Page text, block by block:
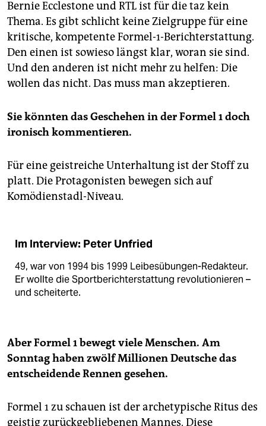
Bernie Ecclestone und RTL ist für die taz kein
Thema. Es gibt schlicht keine Zielgruppe für eine
kritische, kompetente Formel-1-Berichterstattung.
Den einen ist sowieso längst klar, woran sie sind.
Und den anderen ist nicht mehr zu helfen: Die
wollen das nicht. Das muss man akzeptieren.
Sie könnten das Geschehen in der Formel 1 doch
ironisch kommentieren.
Für eine geistreiche Unterhaltung ist der Stoff zu
platt. Die Protagonisten bewegen sich auf
Komödienstadl-Niveau.
Im Interview: Peter Unfried
49, war von 1994 bis 1999 Leibesübungen-Redakteur.
Er wollte die Sportberichterstattung revolutionieren –
und scheiterte.
Aber Formel 1 bewegt viele Menschen. Am
Sonntag haben zwölf Millionen Deutsche das
entscheidende Rennen gesehen.
Formel 1 zu schauen ist der archetypische Ritus des
geistig zurückgebliebenen Mannes. Diese